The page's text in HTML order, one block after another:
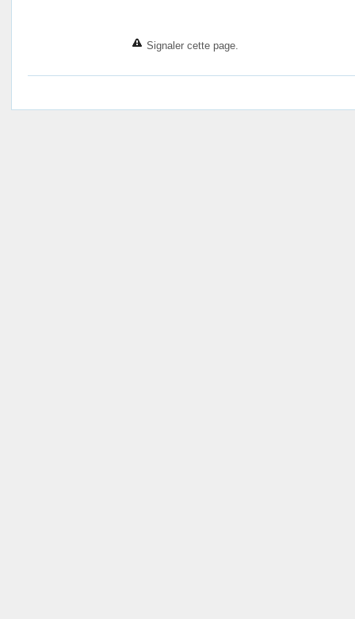
Signaler cette page.